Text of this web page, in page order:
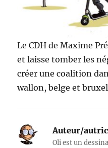
Le CDH de Maxime
et laisse tomber les
créer une coalition
wallon, belge et
Auteur/
Oli est un